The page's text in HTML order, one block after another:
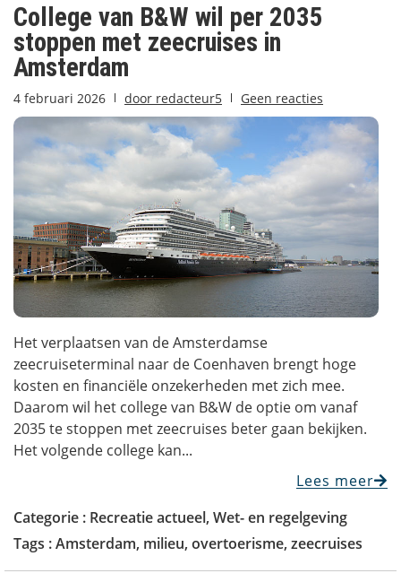
College van B&W wil per 2035
stoppen met zeecruises in
Amsterdam
4 februari 2026 door redacteur5 Geen reacties
Het verplaatsen van de Amsterdamse
zeecruiseterminal naar de Coenhaven brengt hoge
kosten en financiële onzekerheden met zich mee.
Daarom wil het college van B&W de optie om vanaf
2035 te stoppen met zeecruises beter gaan bekijken.
Het volgende college kan...
Lees meer
Categorie : Recreatie actueel, Wet- en regelgeving
Tags :Amsterdam, milieu, overtoerisme, zeecruises